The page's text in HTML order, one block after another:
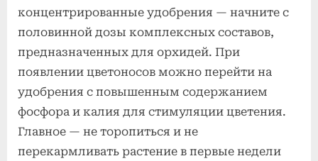
концентрированные удобрения — начните с
половинной дозы комплексных составов,
предназначенных для орхидей. При
появлении цветоносов можно перейти на
удобрения с повышенным содержанием
фосфора и калия для стимуляции цветения.
Главное — не торопиться и не
перекармливать растение в первые недели